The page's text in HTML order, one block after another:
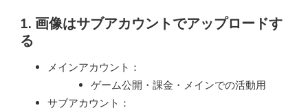
1. 画像はサブアカウントでアップロードす
る
メインアカウント：
ゲーム公開・課金・メインでの活動用
サブアカウント：